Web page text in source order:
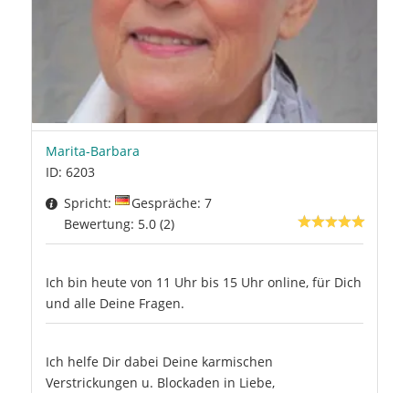
Marita-Barbara
ID: 6203
Spricht:
Gespräche: 7
Bewertung: 5.0 (2)
Ich bin heute von 11 Uhr bis 15 Uhr online, für Dich
und alle Deine Fragen.
Ich helfe Dir dabei Deine karmischen
Verstrickungen u. Blockaden in Liebe,